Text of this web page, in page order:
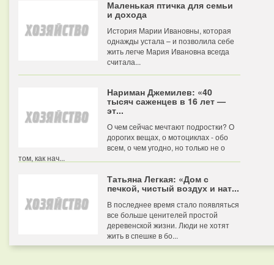
Маленькая птичка для семьи
и дохода
История Марии Ивановны, которая
однажды устала – и позволила себе
жить легче Мария Ивановна всегда
считала...
Нариман Джемилев: «40
тысяч саженцев в 16 лет —
эт...
О чем сейчас мечтают подростки? О
дорогих вещах, о мотоциклах - обо
всем, о чем угодно, но только не о
том, как нач...
Татьяна Легкая: «Дом с
печкой, чистый воздух и нат...
В последнее время стало появляться
все больше ценителей простой
деревенской жизни. Люди не хотят
жить в спешке в бо...